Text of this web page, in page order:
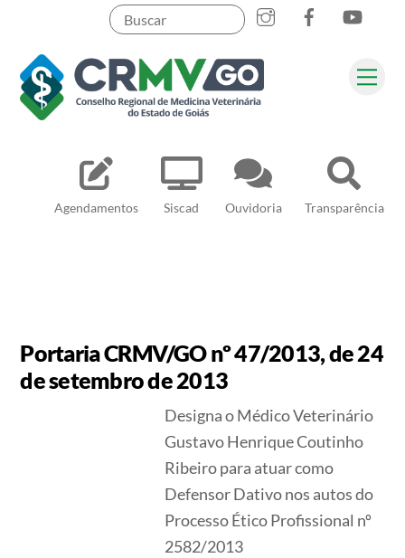
content
Agendamentos Siscad Ouvidoria Transparência
Pesquisar
Portaria CRMV/GO nº 47/2013, de 24
de setembro de 2013
Designa o Médico Veterinário
Gustavo Henrique Coutinho
Ribeiro para atuar como
Defensor Dativo nos autos do
Processo Ético Profissional nº
2582/2013